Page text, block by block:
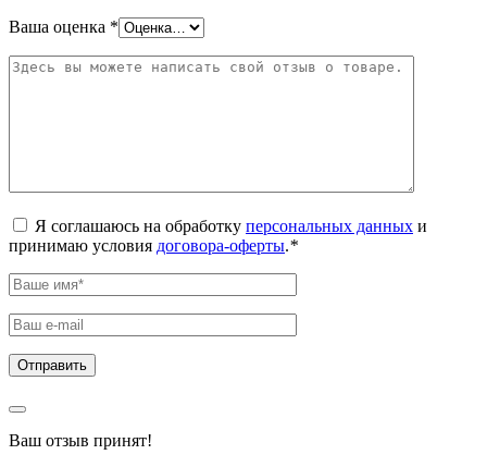
Ваша оценка *
Я соглашаюсь на обработку персональных данных и
принимаю условия договора-оферты.*
Ваш отзыв принят!